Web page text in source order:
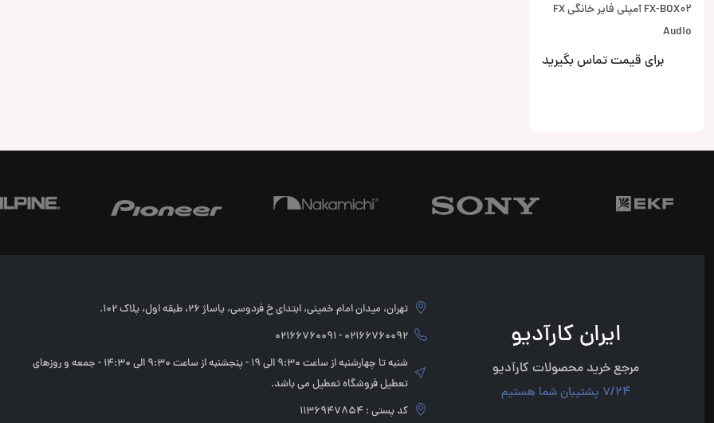
FX-BOX02 آمپلی فایر خانگی FX
Audio
برای قیمت تماس بگیرید
ایران کارآدیو
مرجع خرید محصولات کارآدیو
7/24 پشتیبان شما هستیم
تهران، میدان امام خمینی، ابتدای خ فردوسی، پاساژ 26، طبقه اول، پلاک 102.
02166760092 - 02166760091
شنبه تا چهارشنبه از ساعت 9:30 الی 19 - پنجشنبه از ساعت 9:30 الی 14:30 - جمعه و روزهای
تعطیل فروشگاه تعطیل می باشد.
کد پستی : 1136947854